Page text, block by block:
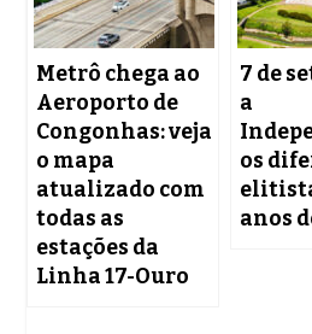
Metrô chega ao
Aeroporto de
Congonhas: veja
o mapa
atualizado com
todas as
estações da
Linha 17-Ouro
7 de
a
os
anos